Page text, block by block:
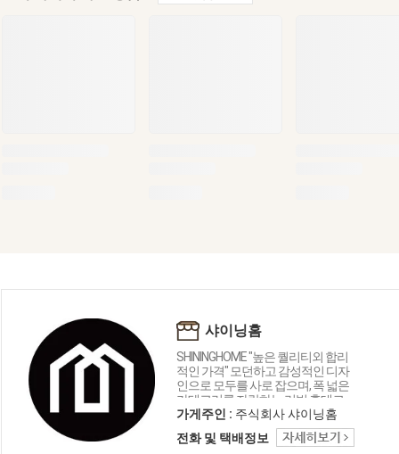
샤이닝홈
SHININGHOME "높은 퀄리티외 합리
적인 가격" 모던하고 감성적인 디자
인으로 모두를 사로 잡으며, 폭 넓은
카테고리를 자랑하는 리빙 홈데코
인테리어 샤이닝홈입니다.
가게주인 : 주식회사 샤이닝홈
전화 및 택배정보